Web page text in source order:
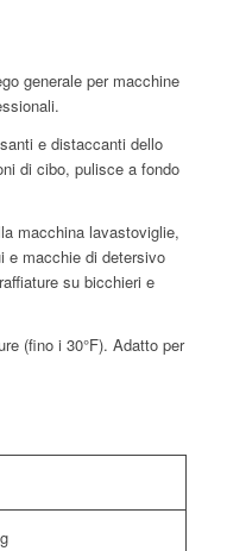
generale per macchine
e distaccanti dello
di cibo, pulisce a fondo
macchina lavastoviglie,
e macchie di detersivo
su bicchieri e
(fino i 30°F). Adatto per